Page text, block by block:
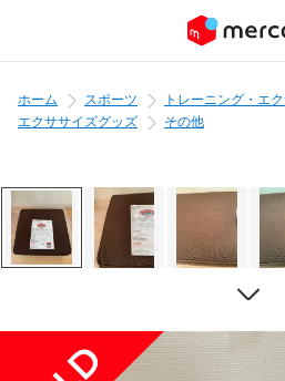
ホーム スポーツ
トレーニング・エ
エクササイズグッズ
その他